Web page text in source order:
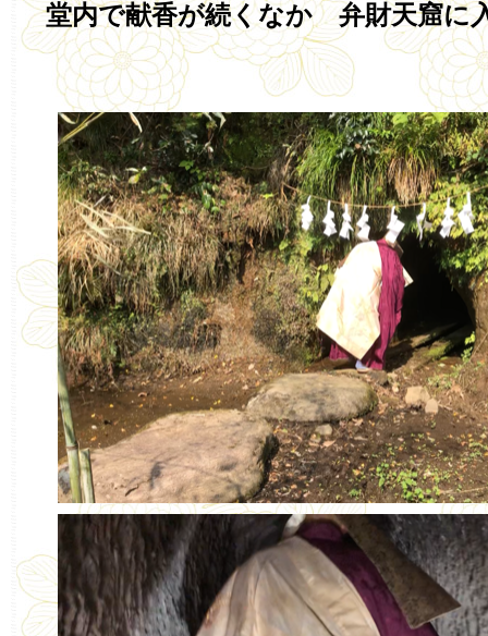
堂内で献香が続くなか 弁財天窟に